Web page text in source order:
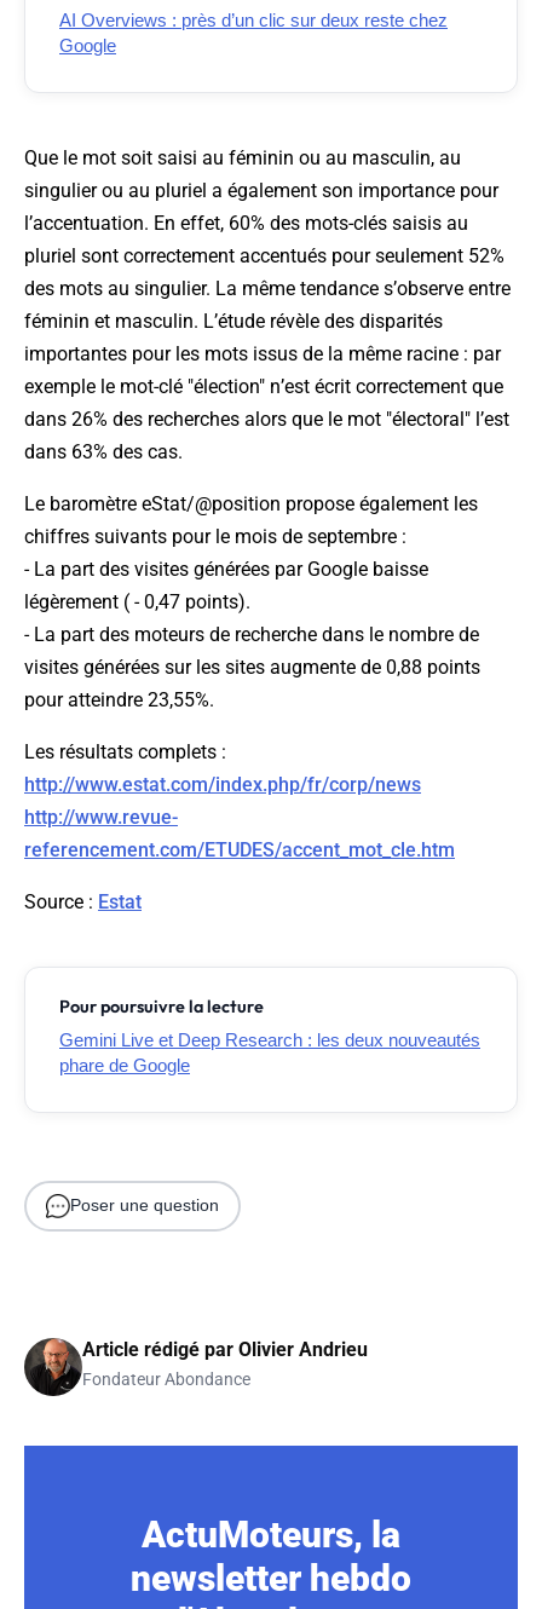
AI Overviews : près d’un clic sur deux reste chez
Google
Que le mot soit saisi au féminin ou au masculin, au
singulier ou au pluriel a également son importance pour
l’accentuation. En effet, 60% des mots-clés saisis au
pluriel sont correctement accentués pour seulement 52%
des mots au singulier. La même tendance s’observe entre
féminin et masculin. L’étude révèle des disparités
importantes pour les mots issus de la même racine : par
exemple le mot-clé "élection" n’est écrit correctement que
dans 26% des recherches alors que le mot "électoral" l’est
dans 63% des cas.
Le baromètre eStat/@position propose également les
chiffres suivants pour le mois de septembre :
- La part des visites générées par Google baisse
légèrement ( - 0,47 points).
- La part des moteurs de recherche dans le nombre de
visites générées sur les sites augmente de 0,88 points
pour atteindre 23,55%.
Les résultats complets :
http://www.estat.com/index.php/fr/corp/news
http://www.revue-
referencement.com/ETUDES/accent_mot_cle.htm
Source : Estat
Pour poursuivre la lecture
Gemini Live et Deep Research : les deux nouveautés
phare de Google
Poser une question
Article rédigé par Olivier Andrieu
Fondateur Abondance
ActuMoteurs, la
newsletter hebdo